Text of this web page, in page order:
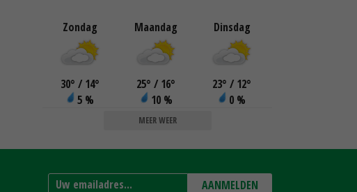
Zondag
30° / 14°
5 %
Maandag
25° / 16°
10 %
Dinsdag
23° / 12°
0 %
MEER WEER
AANMELDEN